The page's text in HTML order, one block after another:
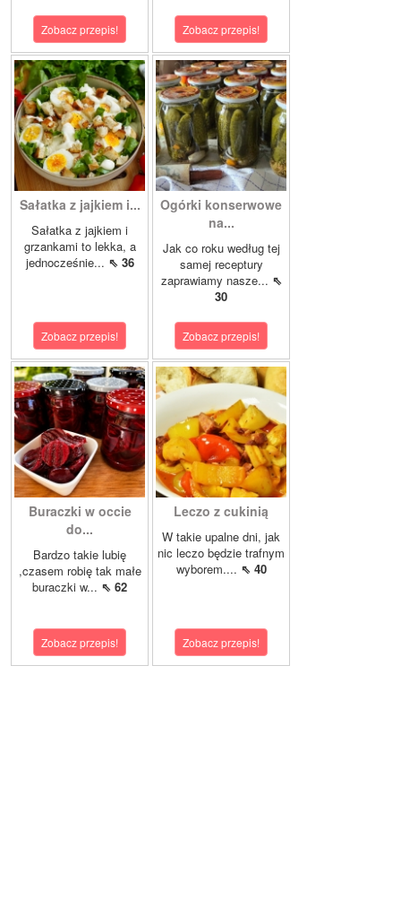
Zobacz przepis! Zobacz przepis!
Sałatka z jajkiem i...
Sałatka z jajkiem i
grzankami to lekka, a
jednocześnie... ⇖ 36
Zobacz przepis!
Ogórki konserwowe
na...
Jak co roku według tej
samej receptury
zaprawiamy nasze... ⇖
30
Zobacz przepis!
Buraczki w occie
do...
Bardzo takie lubię
,czasem robię tak małe
buraczki w... ⇖ 62
Zobacz przepis!
Leczo z cukinią
W takie upalne dni, jak
nic leczo będzie trafnym
wyborem.... ⇖ 40
Zobacz przepis!